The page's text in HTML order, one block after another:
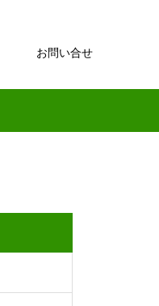
お問い合せ